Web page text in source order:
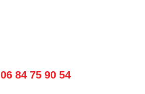
06 84 75 90 54